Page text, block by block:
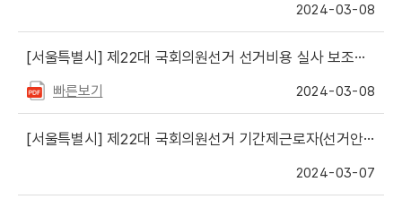
2024-03-08
[서울특별시] 제22대 국회의원선거 선거비용 실사 보조요원 최종합격자 등 명단 게시
빠른보기 2024-03-08
[서울특별시] 제22대 국회의원선거 기간제근로자(선거안내요원) 서류전형 합격자 명단 게시
2024-03-07